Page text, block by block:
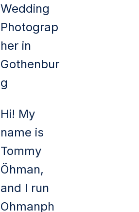
Wedding
Photograp
her in
Gothenbur
g
Hi! My
name is
Tommy
Öhman,
and I run
Ohmanph